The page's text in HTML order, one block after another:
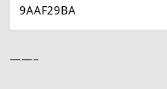
9AAF29BA
——–